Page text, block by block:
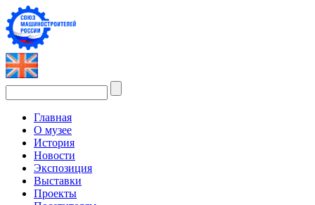
Главная
О музее
История
Новости
Экспозиция
Выставки
Проекты